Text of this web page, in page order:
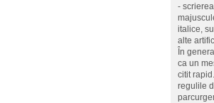
-
italice,
alte
În
ca un
citit
regulile